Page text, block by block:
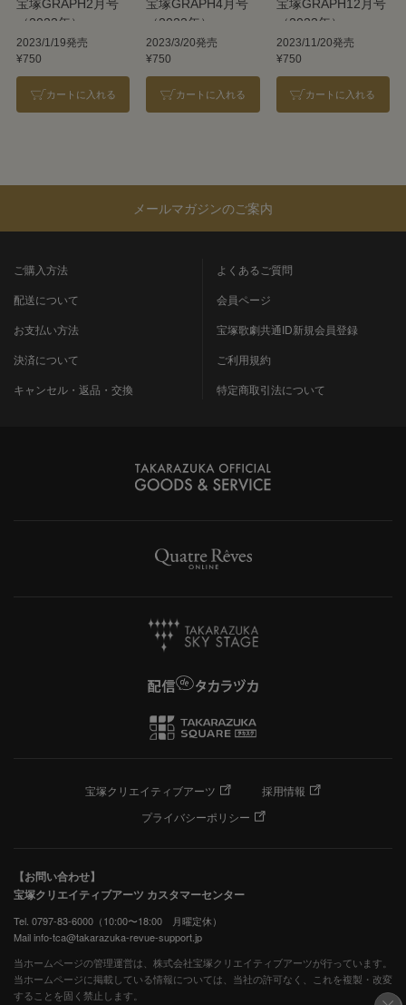
宝塚GRAPH2月号
（2023年）
2023/1/19発売
¥750
カートに入れる
宝塚GRAPH4月号
（2023年）
2023/3/20発売
¥750
カートに入れる
宝塚GRAPH12月号
（2023年）
2023/11/20発売
¥750
カートに入れる
メールマガジンのご案内
ご購入方法
配送について
お支払い方法
決済について
キャンセル・返品・交換
よくあるご質問
会員ページ
宝塚歌劇共通ID新規会員登録
ご利用規約
特定商取引法について
宝塚クリエイティブアーツ
採用情報
プライバシーポリシー
【お問い合わせ】
宝塚クリエイティブアーツ カスタマーセンター
Tel. 0797-83-6000（10:00〜18:00 月曜定休）
Mail info-tca@takarazuka-revue-support.jp
当ホームページの管理運営は、株式会社宝塚クリエイティブアーツが行っています。
当ホームページに掲載している情報については、当社の許可なく、これを複製・改変
することを固く禁止します。